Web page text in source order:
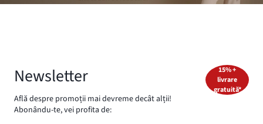
Newsletter
Află despre promoții mai devreme decât alții!
Abonându-te, vei profita de:
15% +
livrare
gratuită*